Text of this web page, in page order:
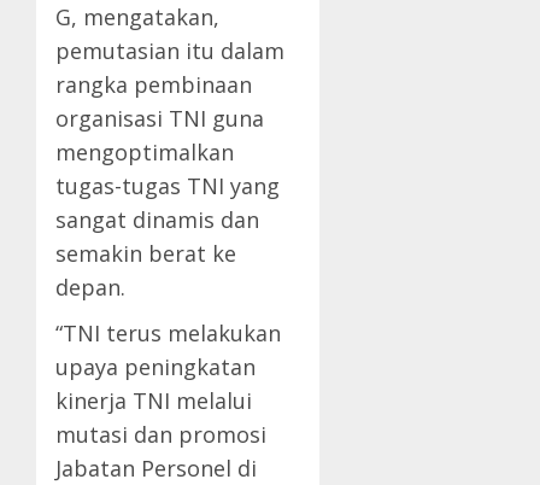
G, mengatakan,
pemutasian itu dalam
rangka pembinaan
organisasi TNI guna
mengoptimalkan
tugas-tugas TNI yang
sangat dinamis dan
semakin berat ke
depan.
“TNI terus melakukan
upaya peningkatan
kinerja TNI melalui
mutasi dan promosi
Jabatan Personel di